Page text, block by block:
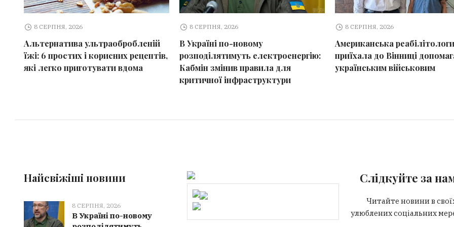
8 СЕРПНЯ, 2026
Альтернатива ультраобробленій
їжі: 6 простих і корисних рецептів,
які легко приготувати вдома
8 СЕРПНЯ, 2026
В Україні по-новому
розподілятимуть електроенергію:
Кабмін змінив правила для
критичної інфраструктури
8 СЕРПНЯ, 2026
Американська
приїхала до Вінниці
українським військовим
Найсвіжіші новини
8 СЕРПНЯ, 2026
В Україні по-новому
Слідкуйте за
Читайте новини в
улюблених соціальних